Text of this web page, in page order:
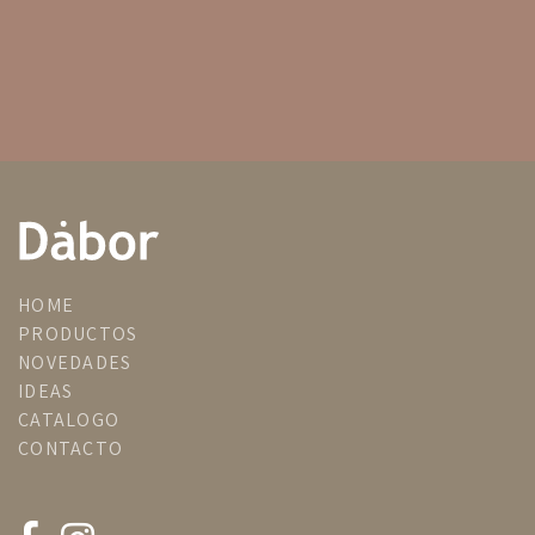
HOME
PRODUCTOS
NOVEDADES
IDEAS
CATALOGO
CONTACTO